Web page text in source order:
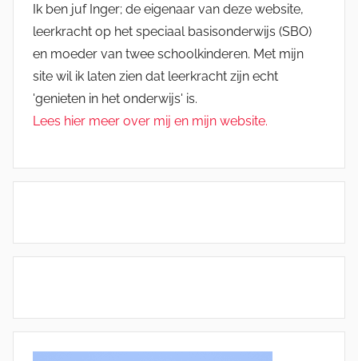
Ik ben juf Inger; de eigenaar van deze website,
leerkracht op het speciaal basisonderwijs (SBO)
en moeder van twee schoolkinderen. Met mijn
site wil ik laten zien dat leerkracht zijn echt
'genieten in het onderwijs' is.
Lees hier meer over mij en mijn website.